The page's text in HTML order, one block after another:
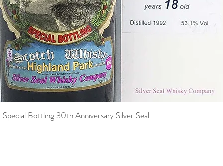
Schnellansicht
Bottling 30th Anniversary Silver Seal